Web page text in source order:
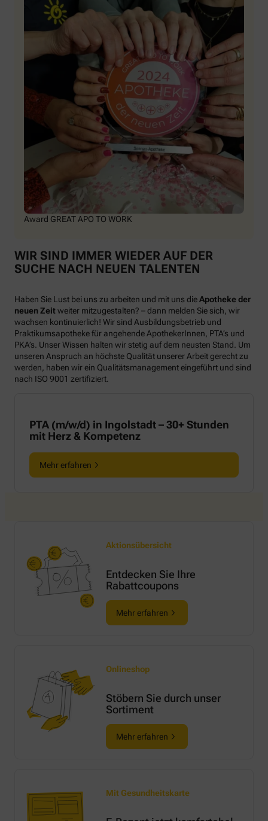
Award GREAT APO TO WORK
WIR SIND IMMER WIEDER AUF DER
SUCHE NACH NEUEN TALENTEN
Haben Sie Lust bei uns zu arbeiten und mit uns dieApotheke der
neuen Zeitweiter mitzugestalten? – dann melden Sie sich, wir
wachsen kontinuierlich! Wir sind Ausbildungsbetrieb und
Praktikumsapotheke für angehende ApothekerInnen, PTA’s und
PKA’s. Unser Wissen halten wir stetig auf dem neusten Stand. Um
unseren Anspruch an höchste Qualität unserer Arbeit gerecht zu
werden, haben wir ein Qualitätsmanagement eingeführt und sind
nach ISO 9001 zertifiziert.
PTA (m/w/d) in Ingolstadt – 30+ Stunden
mit Herz & Kompetenz
Mehr erfahren
Aktionsübersicht
Entdecken Sie Ihre
Rabattcoupons
Mehr erfahren
Onlineshop
Stöbern Sie durch unser
Sortiment
Mehr erfahren
Mit Gesundheitskarte